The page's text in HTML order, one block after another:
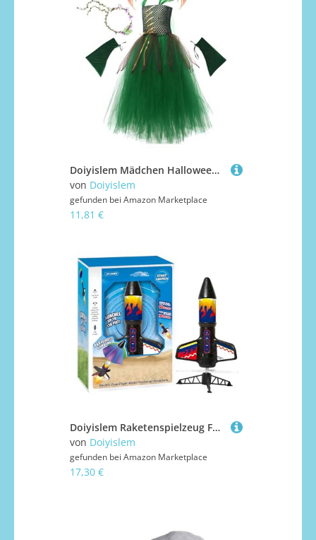
Doiyislem Mädchen Halloween Kostüme für Kinder,Grüner Feenrock - Verwandlungskostüm Rollenspiel Zubehör Für 2-10 Jahre Karneval Bühnenauftritt Feenparty
von Doiyislem
gefunden bei Amazon Marketplace
11,81 €
Doiyislem Raketenspielzeug Für Kinder | Startende Flugrakete Mit Fallschirm - Wissenschaftliches Lernspiel Sportliches Gruppenspiel Für Eltern-Kind-Aktivität Schüler Outdoor Spaß
von Doiyislem
gefunden bei Amazon Marketplace
17,30 €